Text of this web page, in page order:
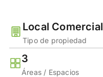
Local Comercial
Tipo de propiedad
3
Áreas / Espacios